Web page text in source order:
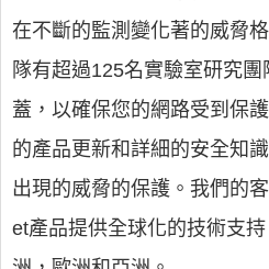
在不斷的監測變化著的威脅
隊有超過125名實驗室研究
蓋，以確保您的網路受到保
的產品更新和詳細的安全知
出現的威脅的保護。我們的
et產品提供全球化的技術支